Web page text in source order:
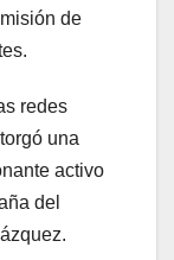
de
redes
una
activo
del